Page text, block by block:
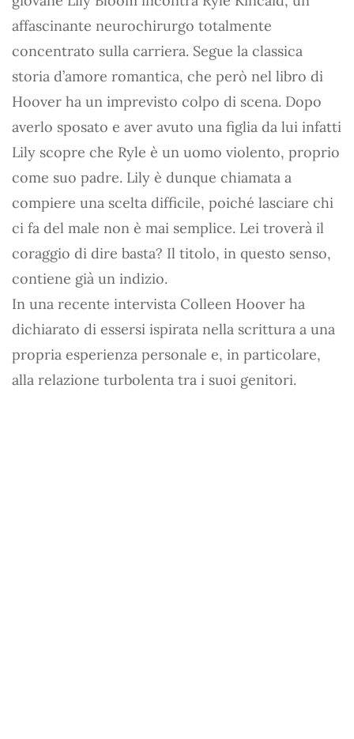
affascinante neurochirurgo totalmente
concentrato sulla carriera. Segue la classica
storia d’amore romantica, che però nel libro di
Hoover ha un imprevisto colpo di scena. Dopo
averlo sposato e aver avuto una figlia da lui infatti
Lily scopre che Ryle è un uomo violento, proprio
come suo padre. Lily è dunque chiamata a
compiere una scelta difficile, poiché lasciare chi
ci fa del male non è mai semplice. Lei troverà il
coraggio di dire basta? Il titolo, in questo senso,
contiene già un indizio.
In una recente intervista Colleen Hoover ha
dichiarato di essersi ispirata nella scrittura a una
propria esperienza personale e, in particolare,
alla relazione turbolenta tra i suoi genitori.